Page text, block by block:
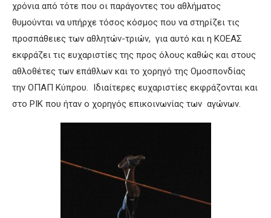
χρόνια από τότε που οι παράγοντες του αθλήματος
θυμούνται να υπήρχε τόσος κόσμος που να στηρίζει τις
προσπάθειες των αθλητών-τριών, για αυτό και η ΚΟΕΑΣ
εκφράζει τις ευχαριστίες της προς όλους καθώς και στους
αθλοθέτες των επάθλων και το χορηγό της Ομοσπονδίας
την ΟΠΑΠ Κύπρου. Ιδιαίτερες ευχαριστίες εκφράζονται και
στο ΡΙΚ που ήταν ο χορηγός επικοινωνίας των αγώνων.